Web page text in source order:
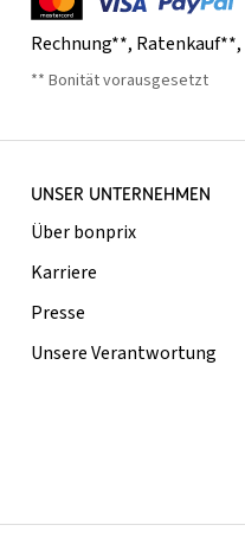
Rechnung**, Ratenkauf**,
** Bonität vorausgesetzt
UNSER UNTERNEHMEN
Über bonprix
Karriere
Presse
Unsere Verantwortung